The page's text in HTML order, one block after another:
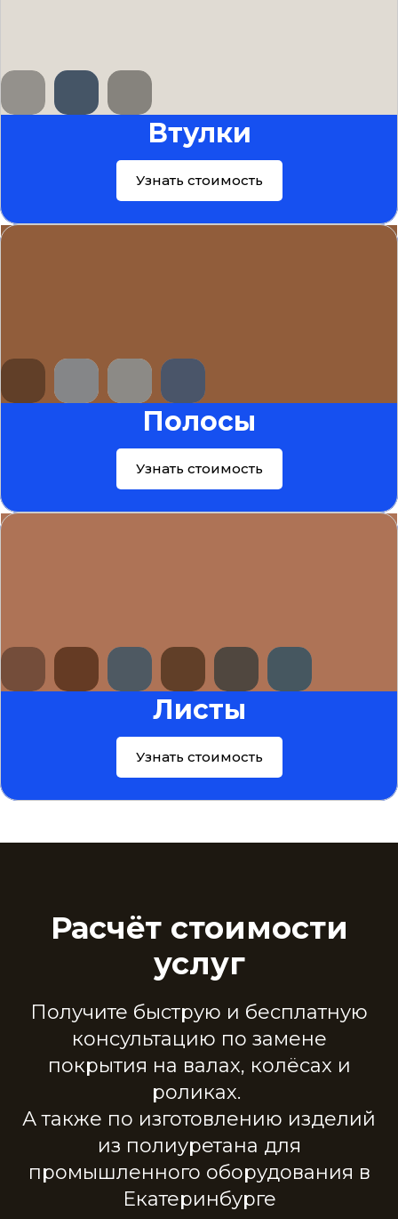
Втулки
Узнать стоимость
Полосы
Узнать стоимость
Листы
Узнать стоимость
Расчёт стоимости
услуг
Получите быструю и бесплатную
консультацию по замене
покрытия на валах, колёсах и
роликах.
А также по изготовлению изделий
из полиуретана для
промышленного оборудования в
Екатеринбурге